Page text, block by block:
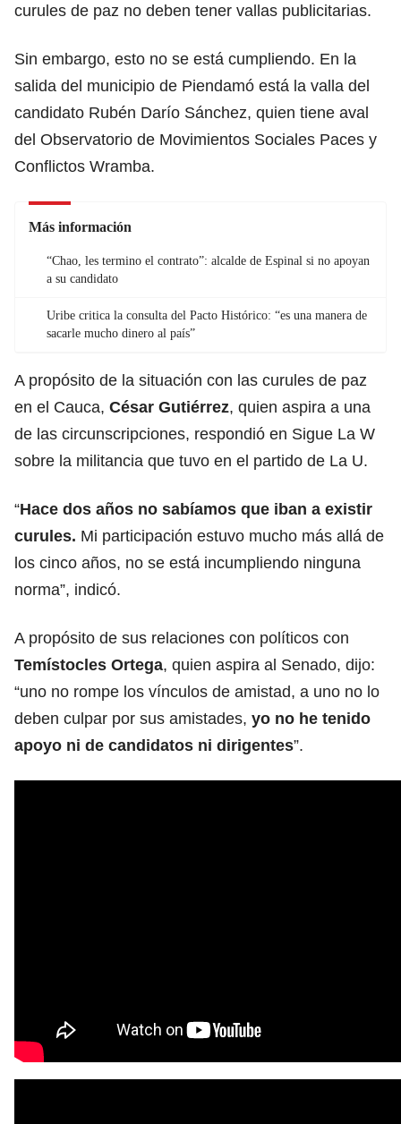
curules de paz no deben tener vallas publicitarias.
Sin embargo, esto no se está cumpliendo. En la
salida del municipio de Piendamó está la valla del
candidato Rubén Darío Sánchez, quien tiene aval
del Observatorio de Movimientos Sociales Paces y
Conflictos Wramba.
Más información
“Chao, les termino el contrato”: alcalde de Espinal si no apoyan
a su candidato
Uribe critica la consulta del Pacto Histórico: “es una manera de
sacarle mucho dinero al país”
A propósito de la situación con las curules de paz
en el Cauca, César Gutiérrez, quien aspira a una
de las circunscripciones, respondió en Sigue La W
sobre la militancia que tuvo en el partido de La U.
“Hace dos años no sabíamos que iban a existir
curules. Mi participación estuvo mucho más allá de
los cinco años, no se está incumpliendo ninguna
norma”, indicó.
A propósito de sus relaciones con políticos con
Temístocles Ortega, quien aspira al Senado, dijo:
“uno no rompe los vínculos de amistad, a uno no lo
deben culpar por sus amistades, yo no he tenido
apoyo ni de candidatos ni dirigentes”.